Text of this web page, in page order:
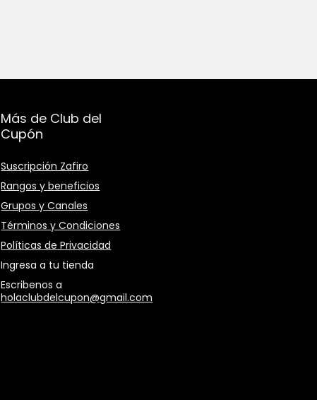
Más de Club del
Cupón
Suscripción Zafiro
Rangos y beneficios
Grupos y Canales
Términos y Condiciones
Políticas de Privacidad
Ingresa a tu tienda
Escribenos a
holaclubdelcupon@gmail.com